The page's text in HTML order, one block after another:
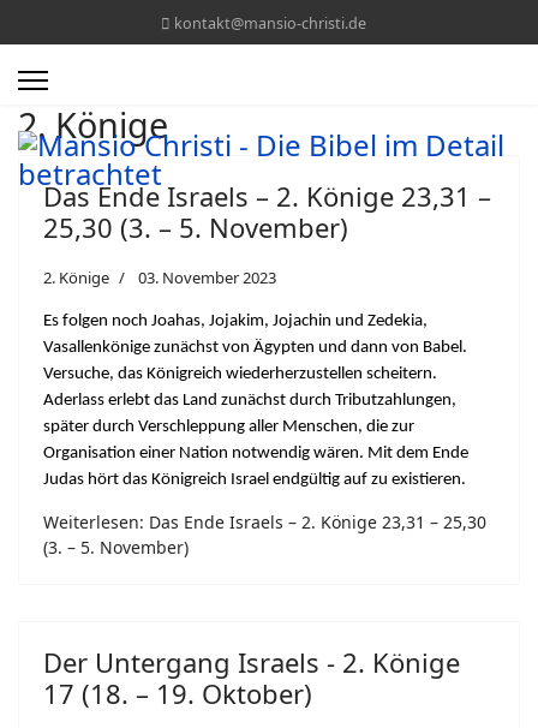
kontakt@mansio-christi.de
2. Könige
Das Ende Israels – 2. Könige 23,31 –
25,30 (3. – 5. November)
2. Könige 03. November 2023
Es folgen noch Joahas, Jojakim, Jojachin und Zedekia,
Vasallenkönige zunächst von Ägypten und dann von Babel.
Versuche, das Königreich wiederherzustellen scheitern.
Aderlass erlebt das Land zunächst durch Tributzahlungen,
später durch Verschleppung aller Menschen, die zur
Organisation einer Nation notwendig wären. Mit dem Ende
Judas hört das Königreich Israel endgültig auf zu existieren.
Weiterlesen: Das Ende Israels – 2. Könige 23,31 – 25,30
(3. – 5. November)
Der Untergang Israels - 2. Könige
17 (18. – 19. Oktober)